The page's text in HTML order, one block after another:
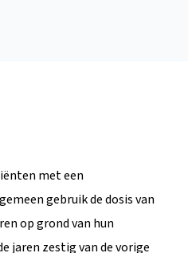
met een
gebruik de dosis van
op grond van hun
jaren zestig van de vorige